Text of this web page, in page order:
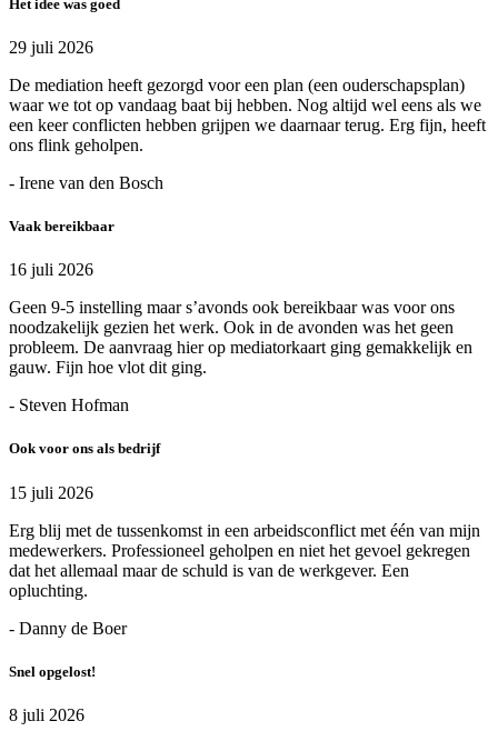
Het idee was goed
29 juli 2026
De mediation heeft gezorgd voor een plan (een ouderschapsplan)
waar we tot op vandaag baat bij hebben. Nog altijd wel eens als we
een keer conflicten hebben grijpen we daarnaar terug. Erg fijn, heeft
ons flink geholpen.
- Irene van den Bosch
Vaak bereikbaar
16 juli 2026
Geen 9-5 instelling maar s’avonds ook bereikbaar was voor ons
noodzakelijk gezien het werk. Ook in de avonden was het geen
probleem. De aanvraag hier op mediatorkaart ging gemakkelijk en
gauw. Fijn hoe vlot dit ging.
- Steven Hofman
Ook voor ons als bedrijf
15 juli 2026
Erg blij met de tussenkomst in een arbeidsconflict met één van mijn
medewerkers. Professioneel geholpen en niet het gevoel gekregen
dat het allemaal maar de schuld is van de werkgever. Een
opluchting.
- Danny de Boer
Snel opgelost!
8 juli 2026